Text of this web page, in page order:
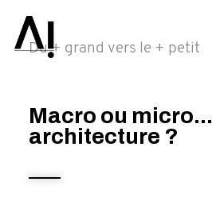
Du + grand vers le + petit
Macro ou micro...
architecture ?